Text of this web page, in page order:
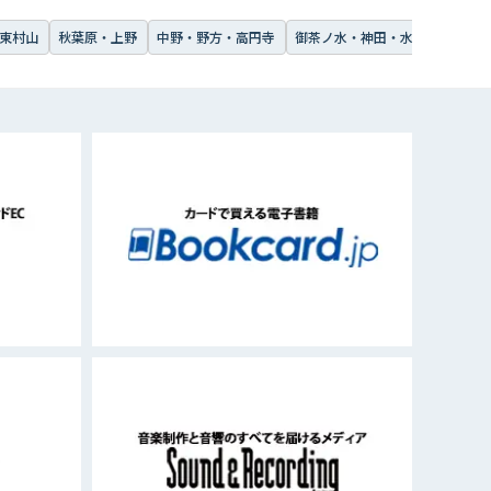
村山 秋葉原・上野 中野・野方・高円寺 御茶ノ水・神田・水道橋・飯田橋